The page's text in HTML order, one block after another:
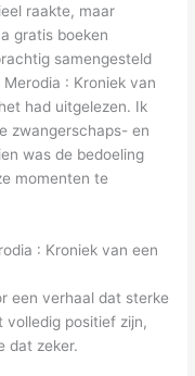
raakte, maar
gratis boeken
samengesteld
: Kroniek van
had uitgelezen. Ik
zwangerschaps- en
was de bedoeling
momenten te
: Kroniek van een
een verhaal dat sterke
volledig positief zijn,
dat zeker.